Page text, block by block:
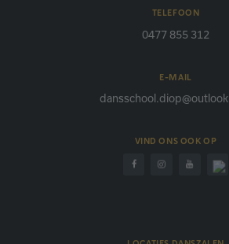
TELEFOON
0477 855 312
E-MAIL
VIND ONS OOK OP